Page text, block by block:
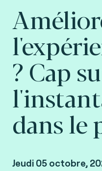
? Cap
dans le
Jeudi 05 octobre,